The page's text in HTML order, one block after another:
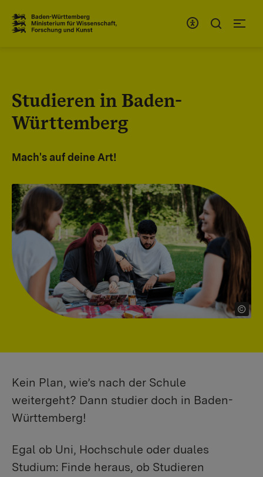
Studieren in Baden-
Württemberg
Mach's auf deine Art!
Kein Plan, wie’s nach der Schule
weitergeht? Dann studier doch in Baden-
Württemberg!
Egal ob Uni, Hochschule oder duales
Studium: Finde heraus, ob Studieren